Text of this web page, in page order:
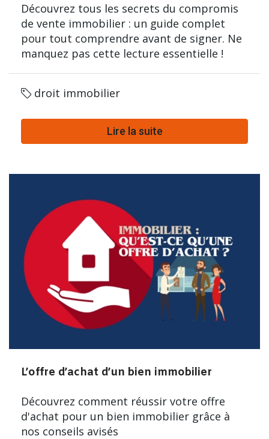
Découvrez tous les secrets du compromis
de vente immobilier : un guide complet
pour tout comprendre avant de signer. Ne
manquez pas cette lecture essentielle !
droit immobilier
Lire la suite
L’offre d’achat d’un bien immobilier
Découvrez comment réussir votre offre
d'achat pour un bien immobilier grâce à
nos conseils avisés